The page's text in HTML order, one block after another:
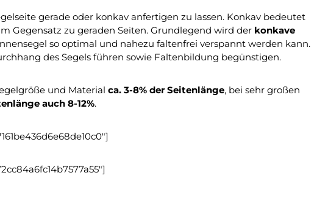
gerade oder konkav anfertigen zu lassen. Konkav bedeutet
Gegensatz zu geraden Seiten. Grundlegend wird der konkave
so optimal und nahezu faltenfrei verspannt werden kann.
des Segels führen sowie Faltenbildung begünstigen.
und Material ca. 3-8% der Seitenlänge, bei sehr großen
auch 8-12%.